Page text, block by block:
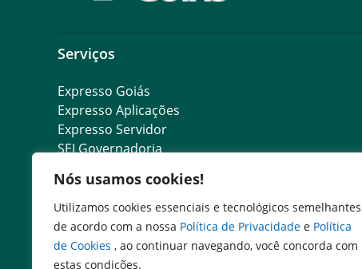
Nós usamos cookies!
Utilizamos cookies essenciais e tecnológicos semelhantes
de acordo com a nossa Política de Privacidade e Política
de Cookies , ao continuar navegando, você concorda com
estas condições.
Serviços
Expresso Goiás
Expresso Aplicações
Expresso Servidor
SEI Governadoria
Escola de Governo
Agenda de Autoridades
Portal do Colaborador